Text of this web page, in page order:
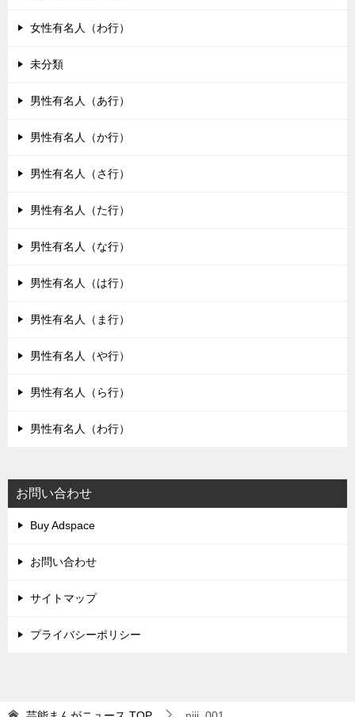
女性有名人（わ行）
未分類
男性有名人（あ行）
男性有名人（か行）
男性有名人（さ行）
男性有名人（た行）
男性有名人（な行）
男性有名人（は行）
男性有名人（ま行）
男性有名人（や行）
男性有名人（ら行）
男性有名人（わ行）
お問い合わせ
Buy Adspace
お問い合わせ
サイトマップ
プライバシーポリシー